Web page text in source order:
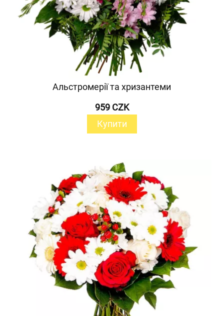
Альстромерії та хризантеми
959 CZK
Купити